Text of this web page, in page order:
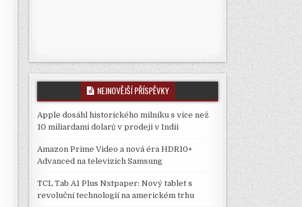
NEJNOVĚJŠÍ PŘÍSPĚVKY
Apple dosáhl historického milníku s více než
10 miliardami dolarů v prodeji v Indii
Amazon Prime Video a nová éra HDR10+
Advanced na televizích Samsung
TCL Tab A1 Plus Nxtpaper: Nový tablet s
revoluční technologií na americkém trhu